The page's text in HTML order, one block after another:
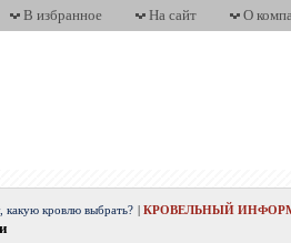
В избранное На сайт О
кровлю выбрать? |КРОВЕЛЬНЫЙ